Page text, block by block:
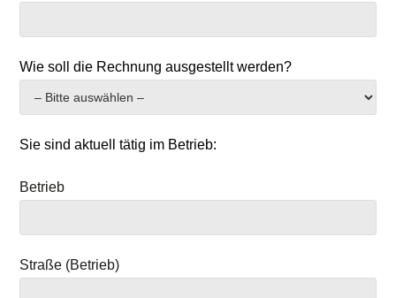
Wie soll die Rechnung ausgestellt werden?
Sie sind aktuell tätig im Betrieb:
Betrieb
Straße (Betrieb)